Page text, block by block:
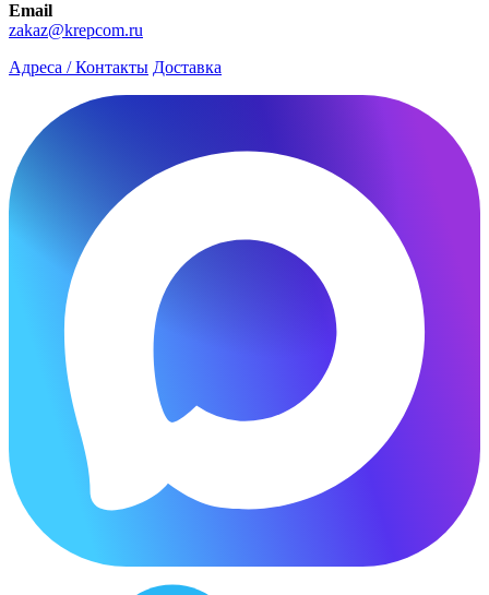
Email
zakaz@krepcom.ru
Адреса / Контакты Доставка